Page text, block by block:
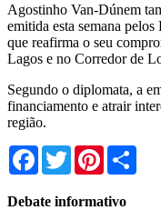
Agostinho Van-Dúnem
emitida esta semana
que reafirma o seu
Lagos e no Corredor de
Segundo o diplomata, a
financiamento e atrair
região.
Facebook
TwitterPinterest
Debate informativo